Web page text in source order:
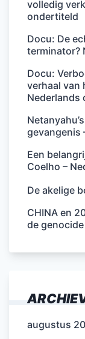
volledig
ondertiteld
Docu: De
terminator?
Docu:
verhaal van
Nederlands
gevangenis
Een
Coelho –
De akelige
CHINA en
de
augustus